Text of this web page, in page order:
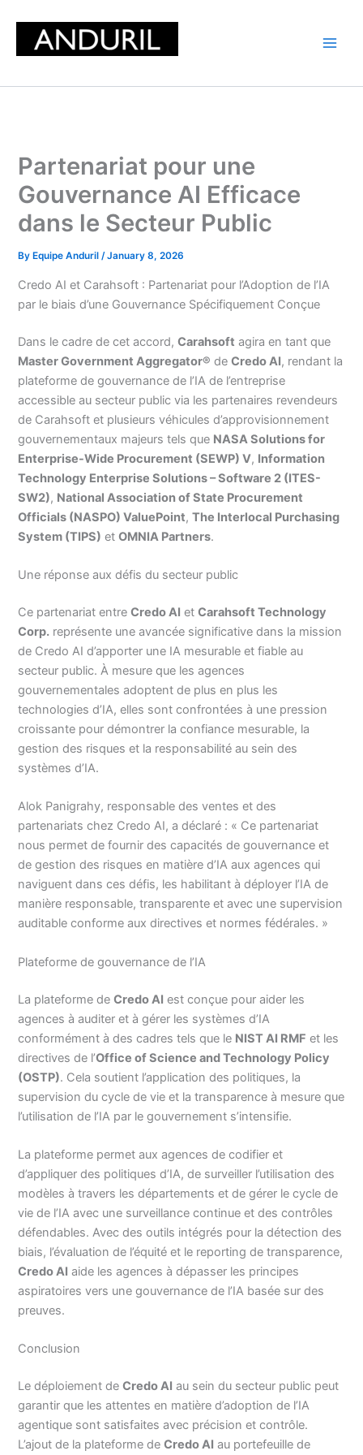
content
Partenariat pour une
Gouvernance AI Efficace
dans le Secteur Public
By Equipe Anduril/January 8, 2026
Credo AI et Carahsoft : Partenariat pour l’Adoption de l’IA
par le biais d’une Gouvernance Spécifiquement Conçue
Dans le cadre de cet accord,Carahsoft agira en tant que
Master Government Aggregator® deCredo AI, rendant la
plateforme de gouvernance de l’IA de l’entreprise
accessible au secteur public via les partenaires revendeurs
de Carahsoft et plusieurs véhicules d’approvisionnement
gouvernementaux majeurs tels que NASA Solutions for
Enterprise-Wide Procurement (SEWP) V, Information
Technology Enterprise Solutions – Software 2 (ITES-
SW2), National Association of State Procurement
Officials (NASPO) ValuePoint,The Interlocal Purchasing
System (TIPS) etOMNIA Partners.
Une réponse aux défis du secteur public
Ce partenariat entreCredo AI etCarahsoft Technology
Corp. représente une avancée significative dans la mission
de Credo AI d’apporter une IA mesurable et fiable au
secteur public. À mesure que les agences
gouvernementales adoptent de plus en plus les
technologies d’IA, elles sont confrontées à une pression
croissante pour démontrer la confiance mesurable, la
gestion des risques et la responsabilité au sein des
systèmes d’IA.
Alok Panigrahy, responsable des ventes et des
partenariats chez Credo AI, a déclaré : « Ce partenariat
nous permet de fournir des capacités de gouvernance et
de gestion des risques en matière d’IA aux agences qui
naviguent dans ces défis, les habilitant à déployer l’IA de
manière responsable, transparente et avec une supervision
auditable conforme aux directives et normes fédérales. »
Plateforme de gouvernance de l’IA
La plateforme deCredo AI est conçue pour aider les
agences à auditer et à gérer les systèmes d’IA
conformément à des cadres tels que le NIST AI RMF et les
directives de l’Office of Science and Technology Policy
(OSTP). Cela soutient l’application des politiques, la
supervision du cycle de vie et la transparence à mesure que
l’utilisation de l’IA par le gouvernement s’intensifie.
La plateforme permet aux agences de codifier et
d’appliquer des politiques d’IA, de surveiller l’utilisation des
modèles à travers les départements et de gérer le cycle de
vie de l’IA avec une surveillance continue et des contrôles
défendables. Avec des outils intégrés pour la détection des
biais, l’évaluation de l’équité et le reporting de transparence,
Credo AI aide les agences à dépasser les principes
aspiratoires vers une gouvernance de l’IA basée sur des
preuves.
Conclusion
Le déploiement deCredo AI au sein du secteur public peut
garantir que les attentes en matière d’adoption de l’IA
agentique sont satisfaites avec précision et contrôle.
L’ajout de la plateforme deCredo AI au portefeuille de